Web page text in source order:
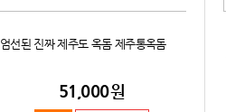
엄선된 진짜 제주도 옥돔 제주통옥돔
51,000원